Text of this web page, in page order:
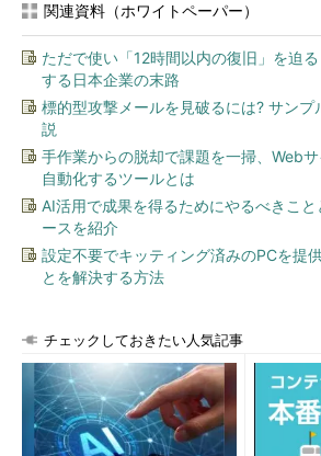
関連資料（ホワイトペーパー）
ただで使い「12時間以内の復旧」を迫
する日本企業の末路
標的型攻撃メールを見破るには? サン
説
手作業からの脱却で課題を一掃、Web
自動化するツールとは
AI活用で成果を得るためにやるべきこ
ースを紹介
設定不要でキッティング済みのPCを提
とを解決する方法
チェックしておきたい人気記事